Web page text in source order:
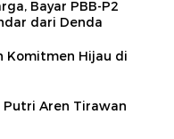
Bayar PBB-P2
dari Denda
Komitmen Hijau di
Putri Aren Tirawan